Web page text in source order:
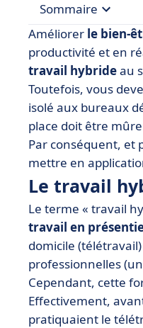
Sommaire
• Le travail
• 8 conseils pour
• En conclusion
Améliorer le bien-
productivité et en
travail hybrideau
Toutefois, vous
isolé aux bureaux
place doit être
Par conséquent, et
mettre en
Le travail
Le terme « travail
travail en
domicile
professionnelles
Cependant, cette
Effectivement,
pratiquaient le